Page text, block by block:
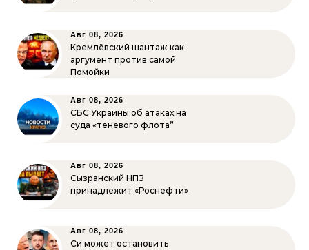
Авг 08, 2026
Кремлёвский шантаж как
аргумент против самой
Помойки
Авг 08, 2026
СБС Украины об атаках на
суда «теневого флота”
Авг 08, 2026
Сызранский НПЗ
принадлежит «Роснефти»
Авг 08, 2026
Си может остановить